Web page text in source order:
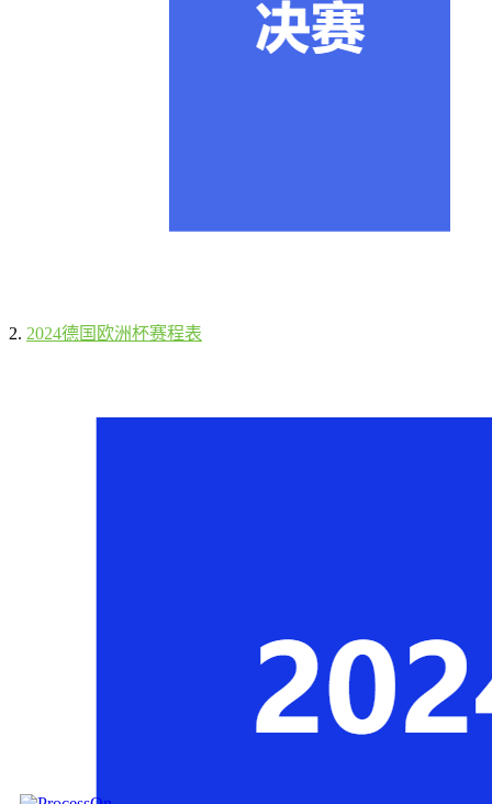
2. 2024德国欧洲杯赛程表